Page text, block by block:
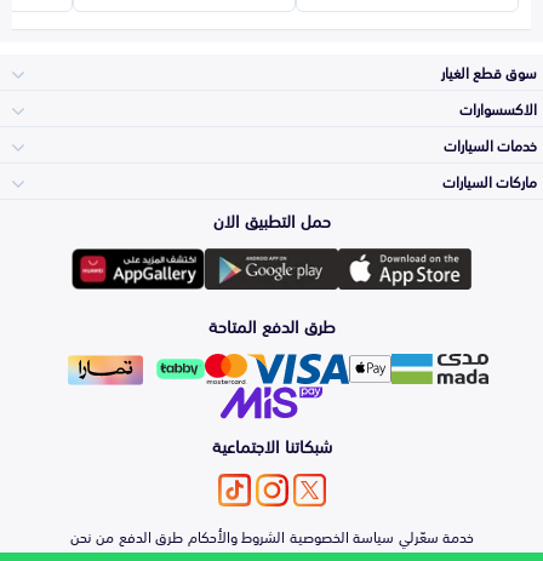
سوق قطع الغيار
المكائن، القيرات
وملحقاتها
الشمعات
والاصطبات (الاضاءة)
الفرامل والأقمشة
الأبواب، الرفرف
والكبوت
الاكسسوارات
لوازم الرحلات
اكسسوارات العناية
الزيوت و السوائل
خدمات السيارات
الأكثر مبيعاً
التلميع والعناية
حماية مقدمة السيارة
ماركات السيارات
تويوتا
هيونداي
كيا
نيسان
حمل التطبيق الان
طرق الدفع المتاحة
شبكاتنا الاجتماعية
خدمة سعّرلي سياسة الخصوصية الشروط والأحكامطرق الدفعمن نحن